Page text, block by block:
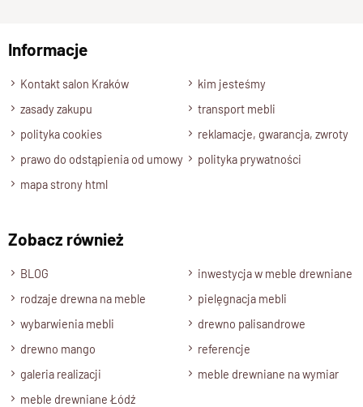
Dzięki litej strukturze materiału jest
odporne na uszkodzenia
W stylu nowoczesnym – idealne do
jadalni i salonu
Geometryczna forma kolekcjiCUBE doskonale wpisuje się w
nowoczesne wnętrza.
Naturalne drewnonadaje wnętrzu ciepła i harmonii.
Cztery wyjątkowe wybarwienia
Model dostępny w czterech kolorach:
brąz,
ciemny brąz
naturalny palisander oraz naturalne drewno mango
Wyślij opinię
Informacje
Kontakt salon Kraków
kim jesteśmy
zasady zakupu
transport mebli
polityka cookies
reklamacje, gwarancja, zwroty
prawo do odstąpienia od umowy
polityka prywatności
mapa strony html
Zobacz również
BLOG
inwestycja w meble drewniane
rodzaje drewna na meble
pielęgnacja mebli
wybarwienia mebli
drewno palisandrowe
drewno mango
referencje
galeria realizacji
meble drewniane na wymiar
meble drewniane Łódź